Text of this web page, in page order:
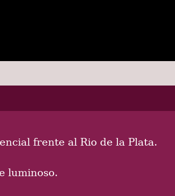
frente al Rio de la Plata.
luminoso.